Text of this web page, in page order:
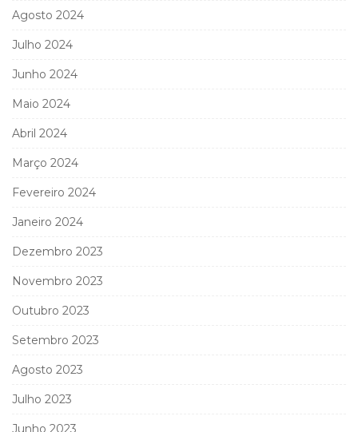
Agosto 2024
Julho 2024
Junho 2024
Maio 2024
Abril 2024
Março 2024
Fevereiro 2024
Janeiro 2024
Dezembro 2023
Novembro 2023
Outubro 2023
Setembro 2023
Agosto 2023
Julho 2023
Junho 2023